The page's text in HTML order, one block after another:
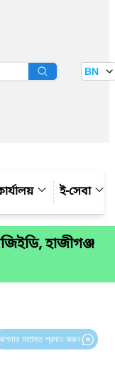
BN
ই-সেবা
হাজীগঞ্জ
মতামত প্রদান করুন